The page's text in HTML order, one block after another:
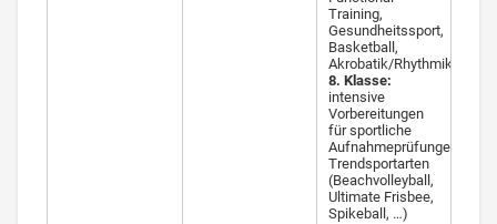
Training,
Gesundheitssport,
Basketball,
Akrobatik/Rhythmik
8. Klasse:
intensive
Vorbereitungen
für sportliche
Aufnahmeprüfungen,
Trendsportarten
(Beachvolleyball,
Ultimate Frisbee,
Spikeball, …)